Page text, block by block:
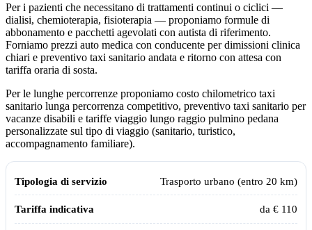
Per i pazienti che necessitano di trattamenti continui o ciclici —
dialisi, chemioterapia, fisioterapia — proponiamo formule di
abbonamento e pacchetti agevolati con autista di riferimento.
Forniamo prezzi auto medica con conducente per dimissioni clinica
chiari e preventivo taxi sanitario andata e ritorno con attesa con
tariffa oraria di sosta.
Per le lunghe percorrenze proponiamo costo chilometrico taxi
sanitario lunga percorrenza competitivo, preventivo taxi sanitario per
vacanze disabili e tariffe viaggio lungo raggio pulmino pedana
personalizzate sul tipo di viaggio (sanitario, turistico,
accompagnamento familiare).
Tariffe indicative dei servizi Assistiamo Te aggiornate al 2026
Tipologia di servizio
Trasporto urbano (entro 20 km)
da € 110